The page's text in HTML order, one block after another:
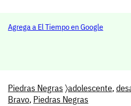
Agrega a El Tiempo en Google
Piedras Negras 〉adolescente,
Bravo, Piedras Negras